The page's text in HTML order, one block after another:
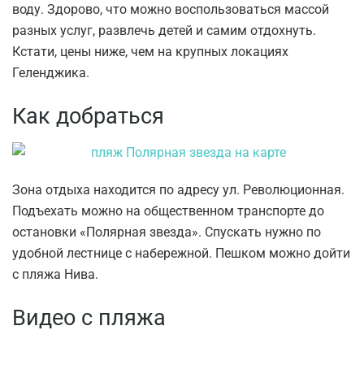
воду. Здорово, что можно воспользоваться массой
разных услуг, развлечь детей и самим отдохнуть.
Кстати, цены ниже, чем на крупных локациях
Геленджика.
Как добраться
Зона отдыха находится по адресу ул. Революционная.
Подъехать можно на общественном транспорте до
остановки «Полярная звезда». Спускать нужно по
удобной лестнице с набережной. Пешком можно дойти
с пляжа Нива.
Видео с пляжа